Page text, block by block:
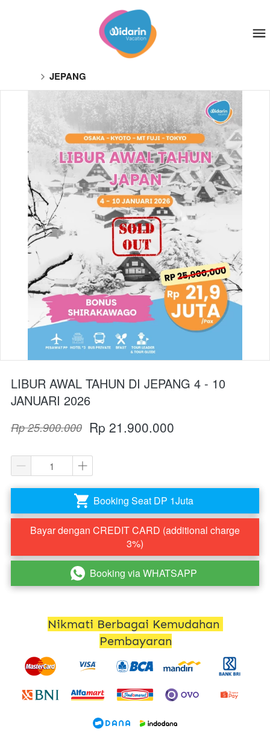
JEPANG
LIBUR AWAL TAHUN DI JEPANG 4 - 10
JANUARI 2026
Rp 25.900.000 Rp 21.900.000
` Booking Seat DP 1Juta
Bayar dengan CREDIT CARD (additional charge
3%)
` Booking via WHATSAPP
Nikmati Berbagai Kemudahan
Pembayaran